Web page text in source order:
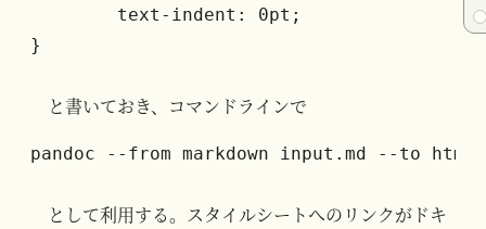
        text-indent: 0pt;
}
と書いておき、コマンドラインで
pandoc --from markdown input.md --to
として利用する。スタイルシートへのリンクがドキ